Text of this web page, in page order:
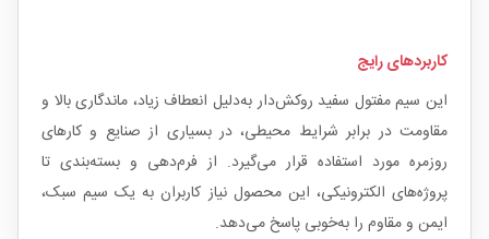
کاربردهای رایج
این سیم مفتول سفید روکش‌دار به‌دلیل انعطاف زیاد، ماندگاری بالا و
مقاومت در برابر شرایط محیطی، در بسیاری از صنایع و کارهای
روزمره مورد استفاده قرار می‌گیرد. از فرم‌دهی و بسته‌بندی تا
پروژه‌های الکترونیکی، این محصول نیاز کاربران به یک سیم سبک،
ایمن و مقاوم را به‌خوبی پاسخ می‌دهد.